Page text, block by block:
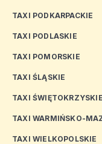
TAXI PODKARPACKIE
TAXI PODLASKIE
TAXI POMORSKIE
TAXI ŚLĄSKIE
TAXI ŚWIĘTOKRZYSKIE
TAXI WARMIŃSKO-
TAXI WIELKOPOLSKIE